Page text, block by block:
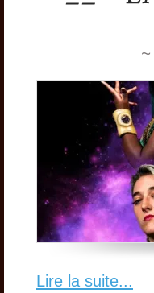
Lire la suite...